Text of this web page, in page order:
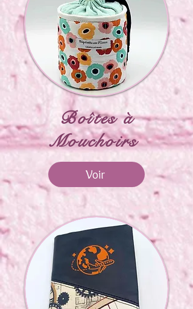
Boîtes à
Mouchoirs
Voir